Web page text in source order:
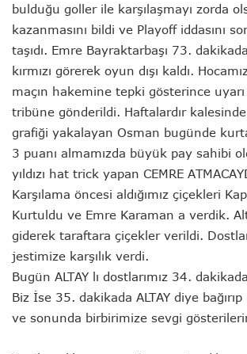
bulduğu goller ile karşılaşmayı zorda
kazanmasını bildi ve Playoff iddasını
taşıdı. Emre Bayraktarbaşı 73.
kırmızı görerek oyun dışı kaldı.
maçın hakemine tepki gösterince
tribüne gönderildi. Haftalardır
grafiği yakalayan Osman bugünde
3 puanı almamızda büyük pay sahibi
yıldızı hat trick yapan CEMRE
Karşılama öncesi aldığımız çiçekleri
Kurtuldu ve Emre Karaman a verdik.
giderek taraftara çiçekler verildi.
jestimize karşılık verdi.
Bugün ALTAY lı dostlarımız 34.
Biz İse 35. dakikada ALTAY diye
ve sonunda birbirimize sevgi